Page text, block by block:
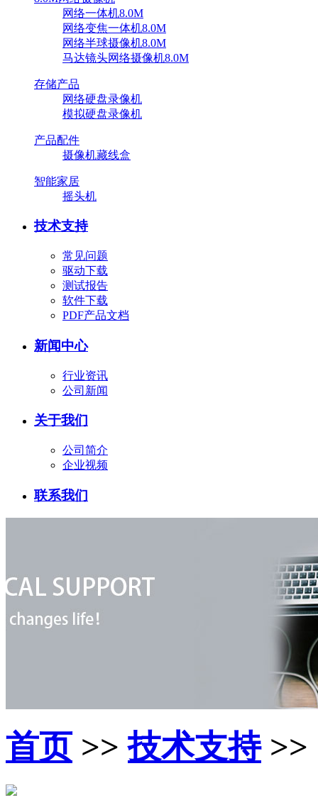
网络一体机8.0M
网络变焦一体机8.0M
网络半球摄像机8.0M
马达镜头网络摄像机8.0M
存储产品
网络硬盘录像机
模拟硬盘录像机
产品配件
摄像机藏线盒
智能家居
摇头机
技术支持
常见问题
驱动下载
测试报告
软件下载
PDF产品文档
新闻中心
行业资讯
公司新闻
关于我们
公司简介
企业视频
联系我们
首页>>技术支持